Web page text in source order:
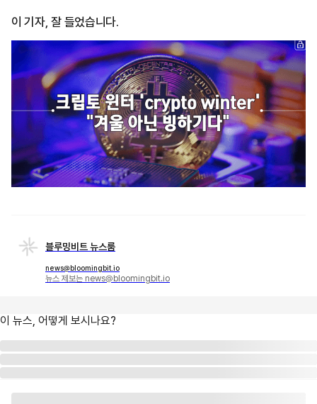
이 기자, 잘 들었습니다.
블루밍비트 뉴스룸
news@bloomingbit.io
뉴스 제보는 news@bloomingbit.io
이 뉴스, 어떻게 보시나요?